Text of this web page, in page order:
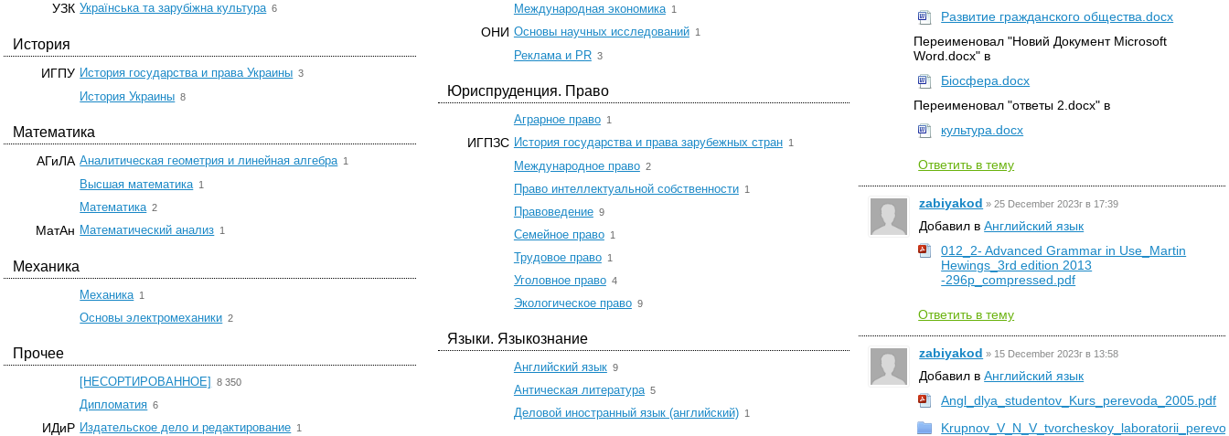
УЗК Українська та зарубіжна культура 6
История
ИГПУ История государства и права Украины 3
История Украины 8
Математика
АГиЛА Аналитическая геометрия и линейная алгебра 1
Высшая математика 1
Математика 2
МатАн Математический анализ 1
Механика
Механика 1
Основы электромеханики 2
Прочее
[НЕСОРТИРОВАННОЕ] 8 350
Дипломатия 6
ИДиР Издательское дело и редактирование 1
Международная экономика 1
ОНИ Основы научных исследований 1
Реклама и PR 3
Юриспруденция. Право
Аграрное право 1
ИГПЗС История государства и права зарубежных стран 1
Международное право 2
Право интеллектуальной собственности 1
Правоведение 9
Семейное право 1
Трудовое право 1
Уголовное право 4
Экологическое право 9
Языки. Языкознание
Английский язык 9
Антическая литература 5
Деловой иностранный язык (английский) 1
Развитие гражданского общества.docx
Переименовал "Новий Документ Microsoft
Word.docx" в
Біосфера.docx
Переименовал "ответы 2.docx" в
культура.docx
Ответить в тему
zabiyakod »25 December 2023г в 17:39
Добавил вАнглийский язык
012_2- Advanced Grammar in Use_Martin
Hewings_3rd edition 2013
-296p_compressed.pdf
Ответить в тему
zabiyakod » 15 December 2023г в 13:58
Добавил вАнглийский язык
Angl_dlya_studentov_Kurs_perevoda_2005.pdf